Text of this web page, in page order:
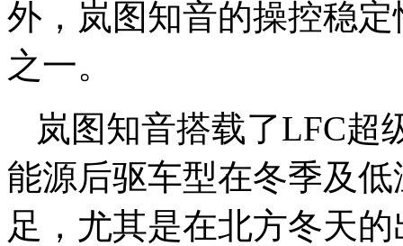
外，岚图知音的操控稳
之一。
岚图知音搭载了LFC超
能源后驱车型在冬季及
足，尤其是在北方冬天